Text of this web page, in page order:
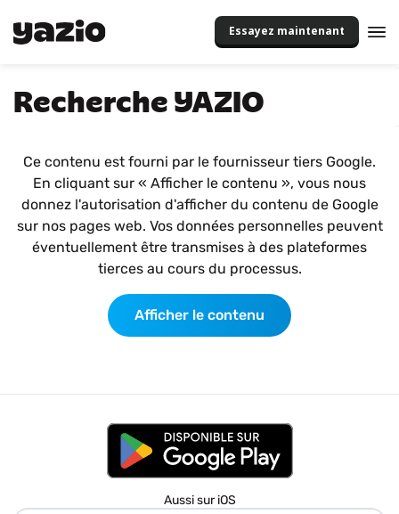
Essayez maintenant
Recherche YAZIO
Ce contenu est fourni par le fournisseur tiers Google.
En cliquant sur « Afficher le contenu », vous nous
donnez l'autorisation d'afficher du contenu de Google
sur nos pages web. Vos données personnelles peuvent
éventuellement être transmises à des plateformes
tierces au cours du processus.
Afficher le contenu
Aussi sur iOS